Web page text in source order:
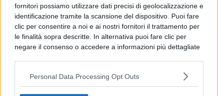
fornitori possiamo utilizzare dati precisi di geolocalizzazione e
identificazione tramite la scansione del dispositivo. Puoi fare
clic per consentire a noi e ai nostri fornitori il trattamento per
le finalità sopra descritte. In alternativa puoi fare clic per
negare il consenso o accedere a informazioni più dettagliate
possono non richiedere il tuo consenso, ma hai il diritto di
opporti a tale trattamento. Le tue preferenze si
Personal Data Processing Opt Outs